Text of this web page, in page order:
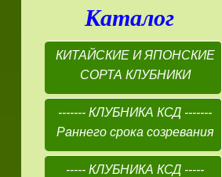
Каталог
КИТАЙСКИЕ И ЯПОНСКИЕ
СОРТА КЛУБНИКИ
------- КЛУБНИКА КСД -------
Раннего срока созревания
----- КЛУБНИКА КСД -----